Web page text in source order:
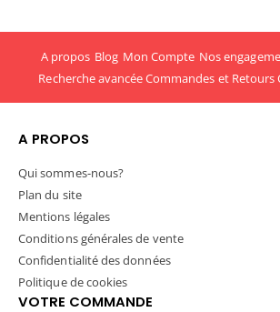
A propos Blog Mon Compte Nos
Recherche avancéeCommandes et Retours
A PROPOS
Qui sommes-nous?
Plan du site
Mentions légales
Conditions générales de vente
Confidentialité des données
Politique de cookies
VOTRE COMMANDE